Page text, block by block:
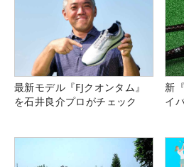
最新モデル『FJクオンタム』
を石井良介プロがチェック
新
イ